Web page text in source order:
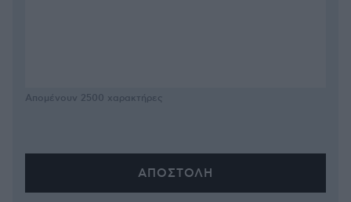
Απομένουν 2500 χαρακτήρες